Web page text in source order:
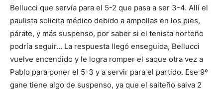
Bellucci que servía para el 5-2 que pasa a ser 3-4. Allí el
paulista solicita médico debido a ampollas en los pies,
párate, y más suspenso, por saber si el tenista norteño
podría seguir… La respuesta llegó enseguida, Bellucci
vuelve encendido y le logra romper el saque otra vez a
Pablo para poner el 5-3 y a servir para el partido. Ese 9º
gane tiene algo de suspenso, ya que el salteño salva 2